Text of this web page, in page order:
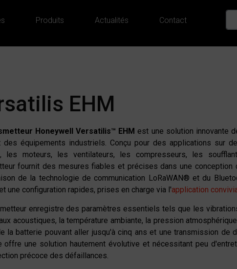
Produits Actualités Contact
EHM
Honeywell Versatilis™ EHM est une solution innovante
des équipements industriels. Conçu pour des applications sur
les moteurs, les ventilateurs, les compresseurs, les
fournit des mesures fiables et précises dans une conception
de la technologie de communication LoRaWAN® et du
une configuration rapides, prises en charge via l'application
enregistre des paramètres essentiels tels que les
acoustiques, la température ambiante, la pression
la batterie pouvant aller jusqu'à cinq ans et une transmission de
offre une solution hautement évolutive et nécessitant peu
précoce des défaillances.